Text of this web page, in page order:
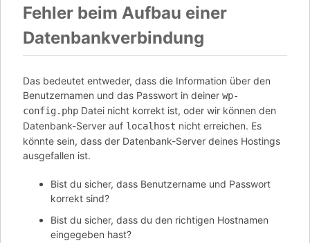
Fehler beim Aufbau einer
Datenbankverbindung
Das bedeutet entweder, dass die Information über den
Benutzernamen und das Passwort in deiner wp-
config.php Datei nicht korrekt ist, oder wir können den
Datenbank-Server auf localhost nicht erreichen. Es
könnte sein, dass der Datenbank-Server deines Hostings
ausgefallen ist.
Bist du sicher, dass Benutzername und Passwort
korrekt sind?
Bist du sicher, dass du den richtigen Hostnamen
eingegeben hast?